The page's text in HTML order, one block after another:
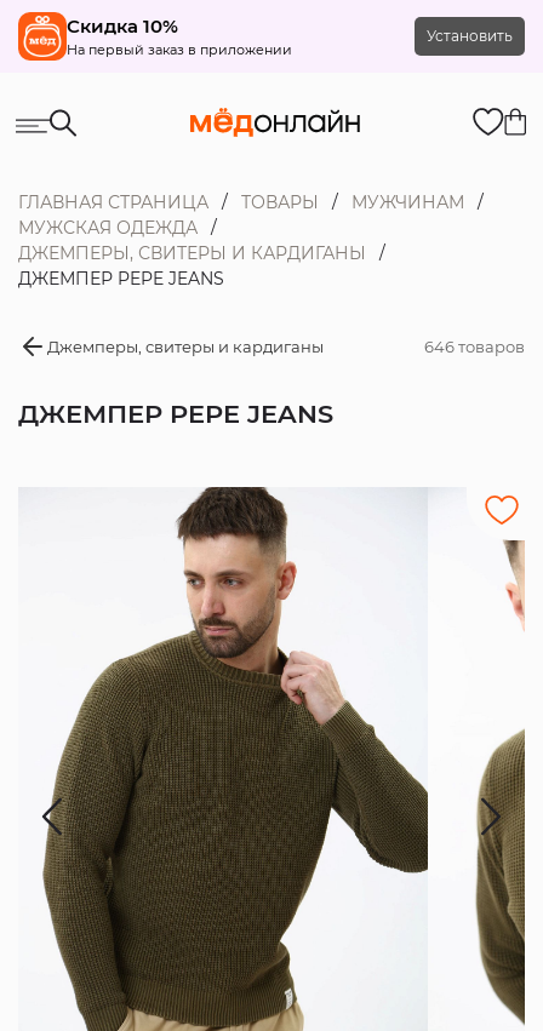
Скидка 10%
На первый заказ в приложении
Установить
ГЛАВНАЯ СТРАНИЦА ТОВАРЫ
МУЖЧИНАМ
МУЖСКАЯ ОДЕЖДА
ДЖЕМПЕРЫ, СВИТЕРЫ И КАРДИГАНЫ
ДЖЕМПЕР PEPE JEANS
Джемперы, свитеры и кардиганы 646 товаров
ДЖЕМПЕР PEPE JEANS